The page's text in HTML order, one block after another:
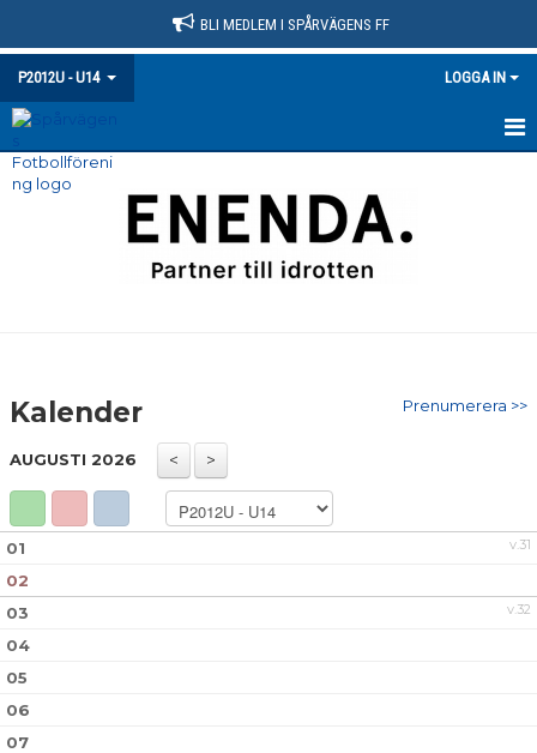
BLI MEDLEM I SPÅRVÄGENS FF
P2012U - U14 LOGGA IN
HEM
KONTAKT
Prenumerera >>
Kalender
AUGUSTI 2026
v.31
01
02
v.32
03
04
05
06
07